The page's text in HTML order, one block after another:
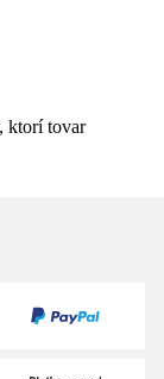
ktorí tovar